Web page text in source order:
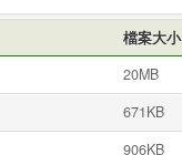
檔案大小
20MB
671KB
906KB